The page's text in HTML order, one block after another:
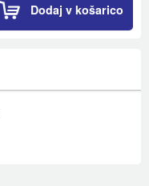
Dodaj v košarico